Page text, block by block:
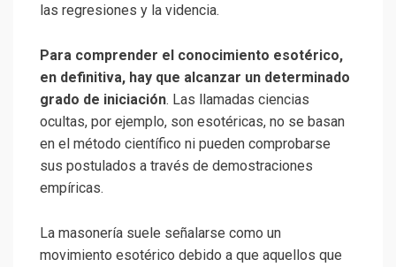
las regresiones y la videncia.
Para comprender el conocimiento esotérico,
en definitiva, hay que alcanzar un determinado
grado de iniciación. Las llamadas ciencias
ocultas, por ejemplo, son esotéricas, no se basan
en el método científico ni pueden comprobarse
sus postulados a través de demostraciones
empíricas.
La masonería suele señalarse como un
movimiento esotérico debido a que aquellos que